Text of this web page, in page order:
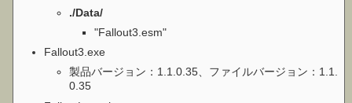
./Data/
"Fallout3.esm"
Fallout3.exe
製品バージョン：1.1.0.35、ファイルバージョン：1.1.
0.35